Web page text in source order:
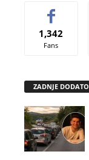
1,342
Fans
ZADNJE DODATO